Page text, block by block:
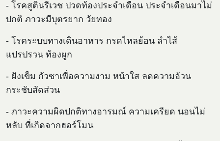
- โรคสูตินรีเวช ปวดท้องประจำเดือน ประจำเดือนมาไม่
ปกติ ภาวะมีบุตรยาก วัยทอง
- โรคระบบทางเดินอาหาร กรดไหลย้อน ลำไส้
แปรปรวน ท้องผูก
- ฝังเข็ม กัวซาเพื่อความงาม หน้าใส ลดความอ้วน
กระชับสัดส่วน
- ภาวะความผิดปกติทางอารมณ์ ความเครียด นอนไม่
หลับ ที่เกิดจากฮอร์โมน